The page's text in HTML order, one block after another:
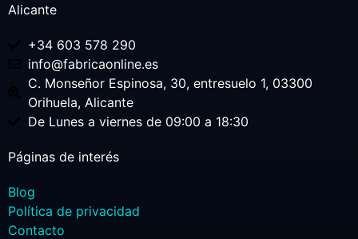
Páginas de interés
Blog
Política de privacidad
Contacto
Alicante
+34 603 578 290
info@fabricaonline.es
C. Monseñor Espinosa, 30, entresuelo 1, 03300
Orihuela, Alicante
De Lunes a viernes de 09:00 a 18:30